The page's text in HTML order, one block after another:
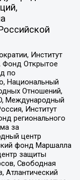
Институт
Фонд Открытое
по
Национальный
Отношений,
Международный
Институт
регионального
за
центр
фонд Маршалла
защиты
Свободная
Атлантический